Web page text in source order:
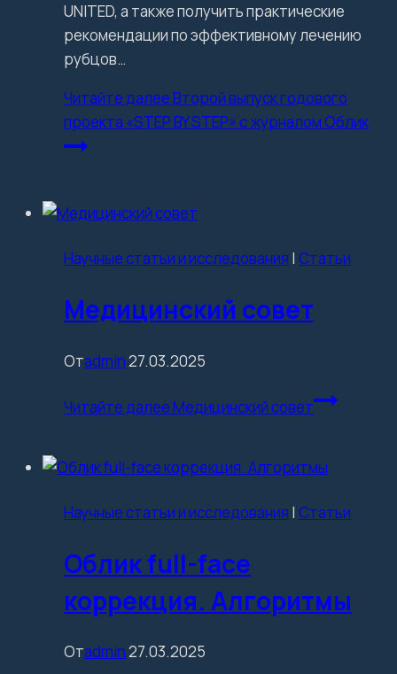
UNITED, а также получить практические
рекомендации по эффективному лечению
рубцов…
Читайте далееВторой выпуск годового
проекта «STEP BY STEP» с журналом Облик
Научные статьи и исследования | Статьи
Медицинский совет
Отadmin27.03.2025
Читайте далееМедицинский совет
Научные статьи и исследования | Статьи
Облик full-face
коррекция. Алгоритмы
Отadmin27.03.2025